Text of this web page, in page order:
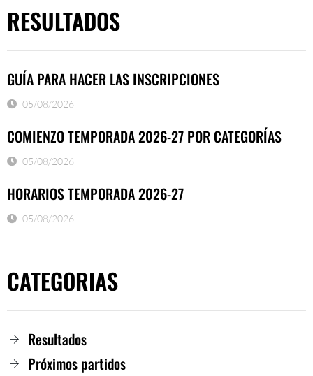
RESULTADOS
GUÍA PARA HACER LAS INSCRIPCIONES
05/08/2026
COMIENZO TEMPORADA 2026-27 POR CATEGORÍAS
05/08/2026
HORARIOS TEMPORADA 2026-27
05/08/2026
CATEGORIAS
Resultados
Próximos partidos